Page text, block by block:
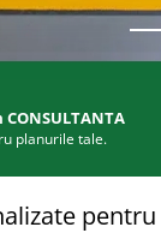
planurile tale.